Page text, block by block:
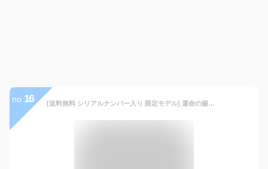
no. 16 [送料無料 シリアルナンバー入り 限定モデル] 運命の歯車が回り出す フォルトナ メンズ 腕時計 機械式腕時計 手巻き/自動巻き 芸術的なテンプスケルトン プレゼント/ギフト/贈り物 男性用 メンズ アナログ ミリタリー 時計 あす楽